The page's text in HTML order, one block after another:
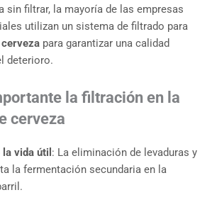
sin filtrar, la mayoría de las empresas
utilizan un sistema de filtrado para
para garantizar una calidad
deterioro.
la filtración en la
cerveza
vida útil : La eliminación de levaduras y
la fermentación secundaria en la